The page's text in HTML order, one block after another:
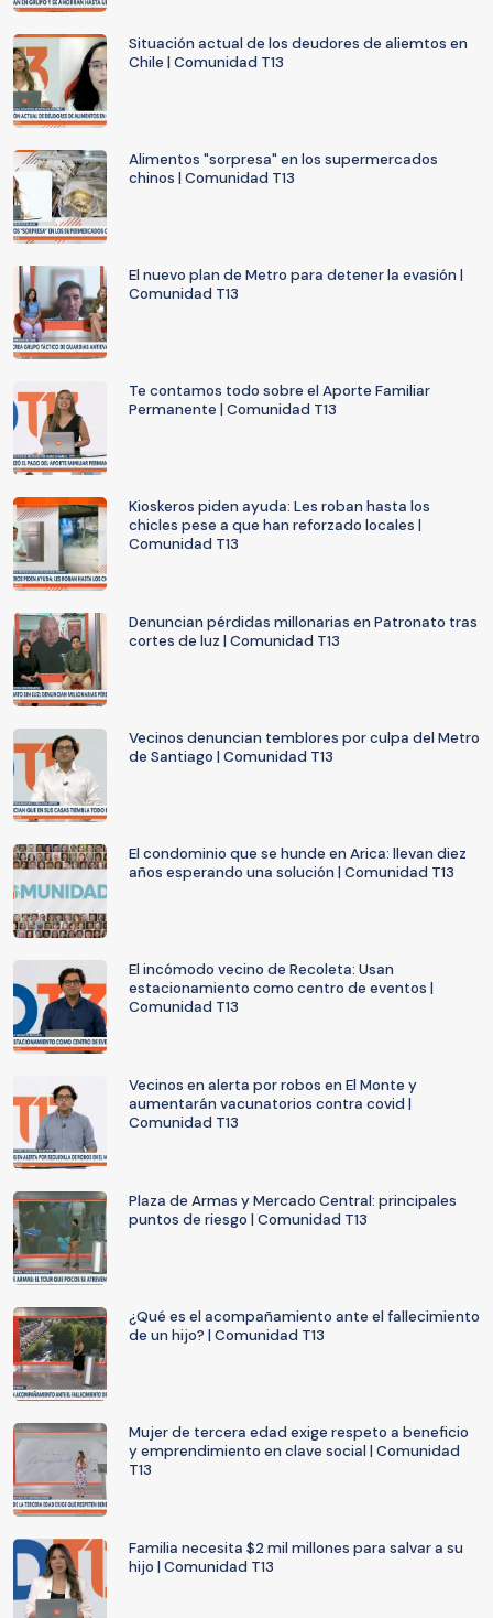
Situación actual de los deudores de aliemtos en
Chile | Comunidad T13
Alimentos "sorpresa" en los supermercados
chinos | Comunidad T13
El nuevo plan de Metro para detener la evasión |
Comunidad T13
Te contamos todo sobre el Aporte Familiar
Permanente | Comunidad T13
Kioskeros piden ayuda: Les roban hasta los
chicles pese a que han reforzado locales |
Comunidad T13
Denuncian pérdidas millonarias en Patronato tras
cortes de luz | Comunidad T13
Vecinos denuncian temblores por culpa del Metro
de Santiago | Comunidad T13
El condominio que se hunde en Arica: llevan diez
años esperando una solución | Comunidad T13
El incómodo vecino de Recoleta: Usan
estacionamiento como centro de eventos |
Comunidad T13
Vecinos en alerta por robos en El Monte y
aumentarán vacunatorios contra covid |
Comunidad T13
Plaza de Armas y Mercado Central: principales
puntos de riesgo | Comunidad T13
¿Qué es el acompañamiento ante el fallecimiento
de un hijo? | Comunidad T13
Mujer de tercera edad exige respeto a beneficio
y emprendimiento en clave social | Comunidad
T13
Familia necesita $2 mil millones para salvar a su
hijo | Comunidad T13